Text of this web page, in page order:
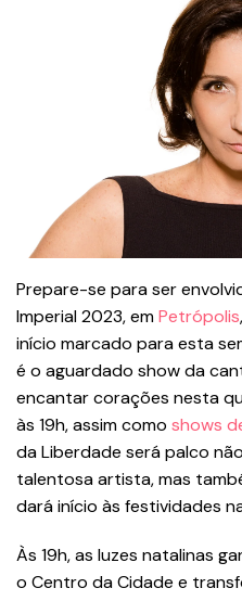
Prepare-se para ser
Imperial 2023, emPetrópolis
início marcado para esta
é o aguardado show da
encantar corações nesta
às 19h, assim como shows
da Liberdade será palco
talentosa artista, mas
dará início às festividades
Às 19h, as luzes natalinas
o Centro da Cidade e